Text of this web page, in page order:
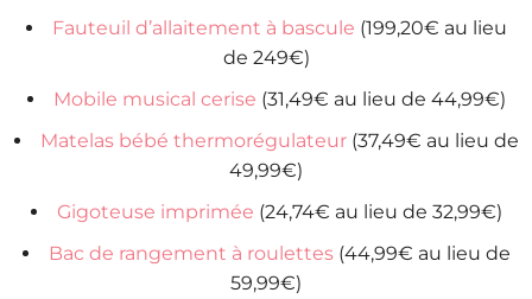
Fauteuil d’allaitement à bascule (199,20€ au lieu
de 249€)
Mobile musical cerise (31,49€ au lieu de 44,99€)
Matelas bébé thermorégulateur(37,49€ au lieu de
49,99€)
Gigoteuse imprimée (24,74€ au lieu de 32,99€)
Bac de rangement à roulettes(44,99€ au lieu de
59,99€)